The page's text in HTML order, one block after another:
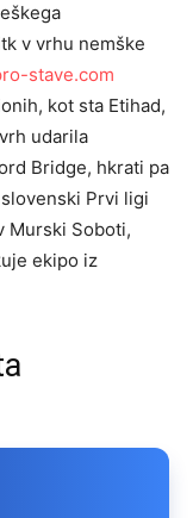
v vrhu nemške
stave.com
kot sta Etihad,
udarila
Bridge, hkrati pa
Prvi ligi
Murski Soboti,
ekipo iz